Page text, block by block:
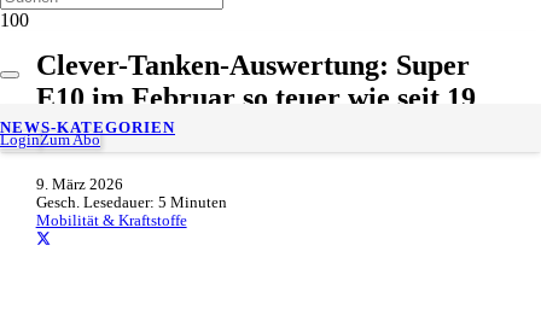
LoginZum Abo
NEWS-KATEGORIEN
Clever-Tanken-Auswertung: Super
E10 im Februar so teuer wie seit 19
Monaten nicht
9. März 2026
Gesch. Lesedauer: 5 Minuten
Mobilität & Kraftstoffe